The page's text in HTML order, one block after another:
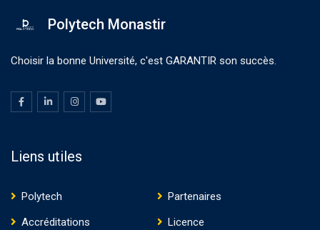
Polytech Monastir
Choisir la bonne Université, c'est GARANTIR son succès.
Liens utiles
Polytech
Partenaires
Accréditations
Licence